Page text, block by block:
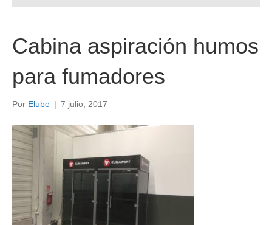
Cabina aspiración humos
para fumadores
Por Elube | 7 julio, 2017